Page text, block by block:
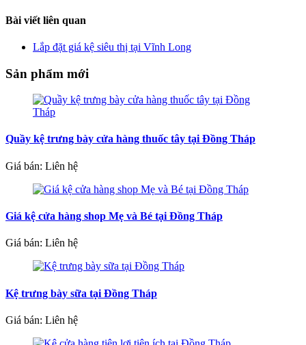
Bài viết liên quan
Lắp đặt giá kệ siêu thị tại Vĩnh Long
Sản phẩm mới
Quầy kệ trưng bày cửa hàng thuốc tây tại Đồng Tháp
Giá bán: Liên hệ
Giá kệ cửa hàng shop Mẹ và Bé tại Đồng Tháp
Giá bán: Liên hệ
Kệ trưng bày sữa tại Đồng Tháp
Giá bán: Liên hệ